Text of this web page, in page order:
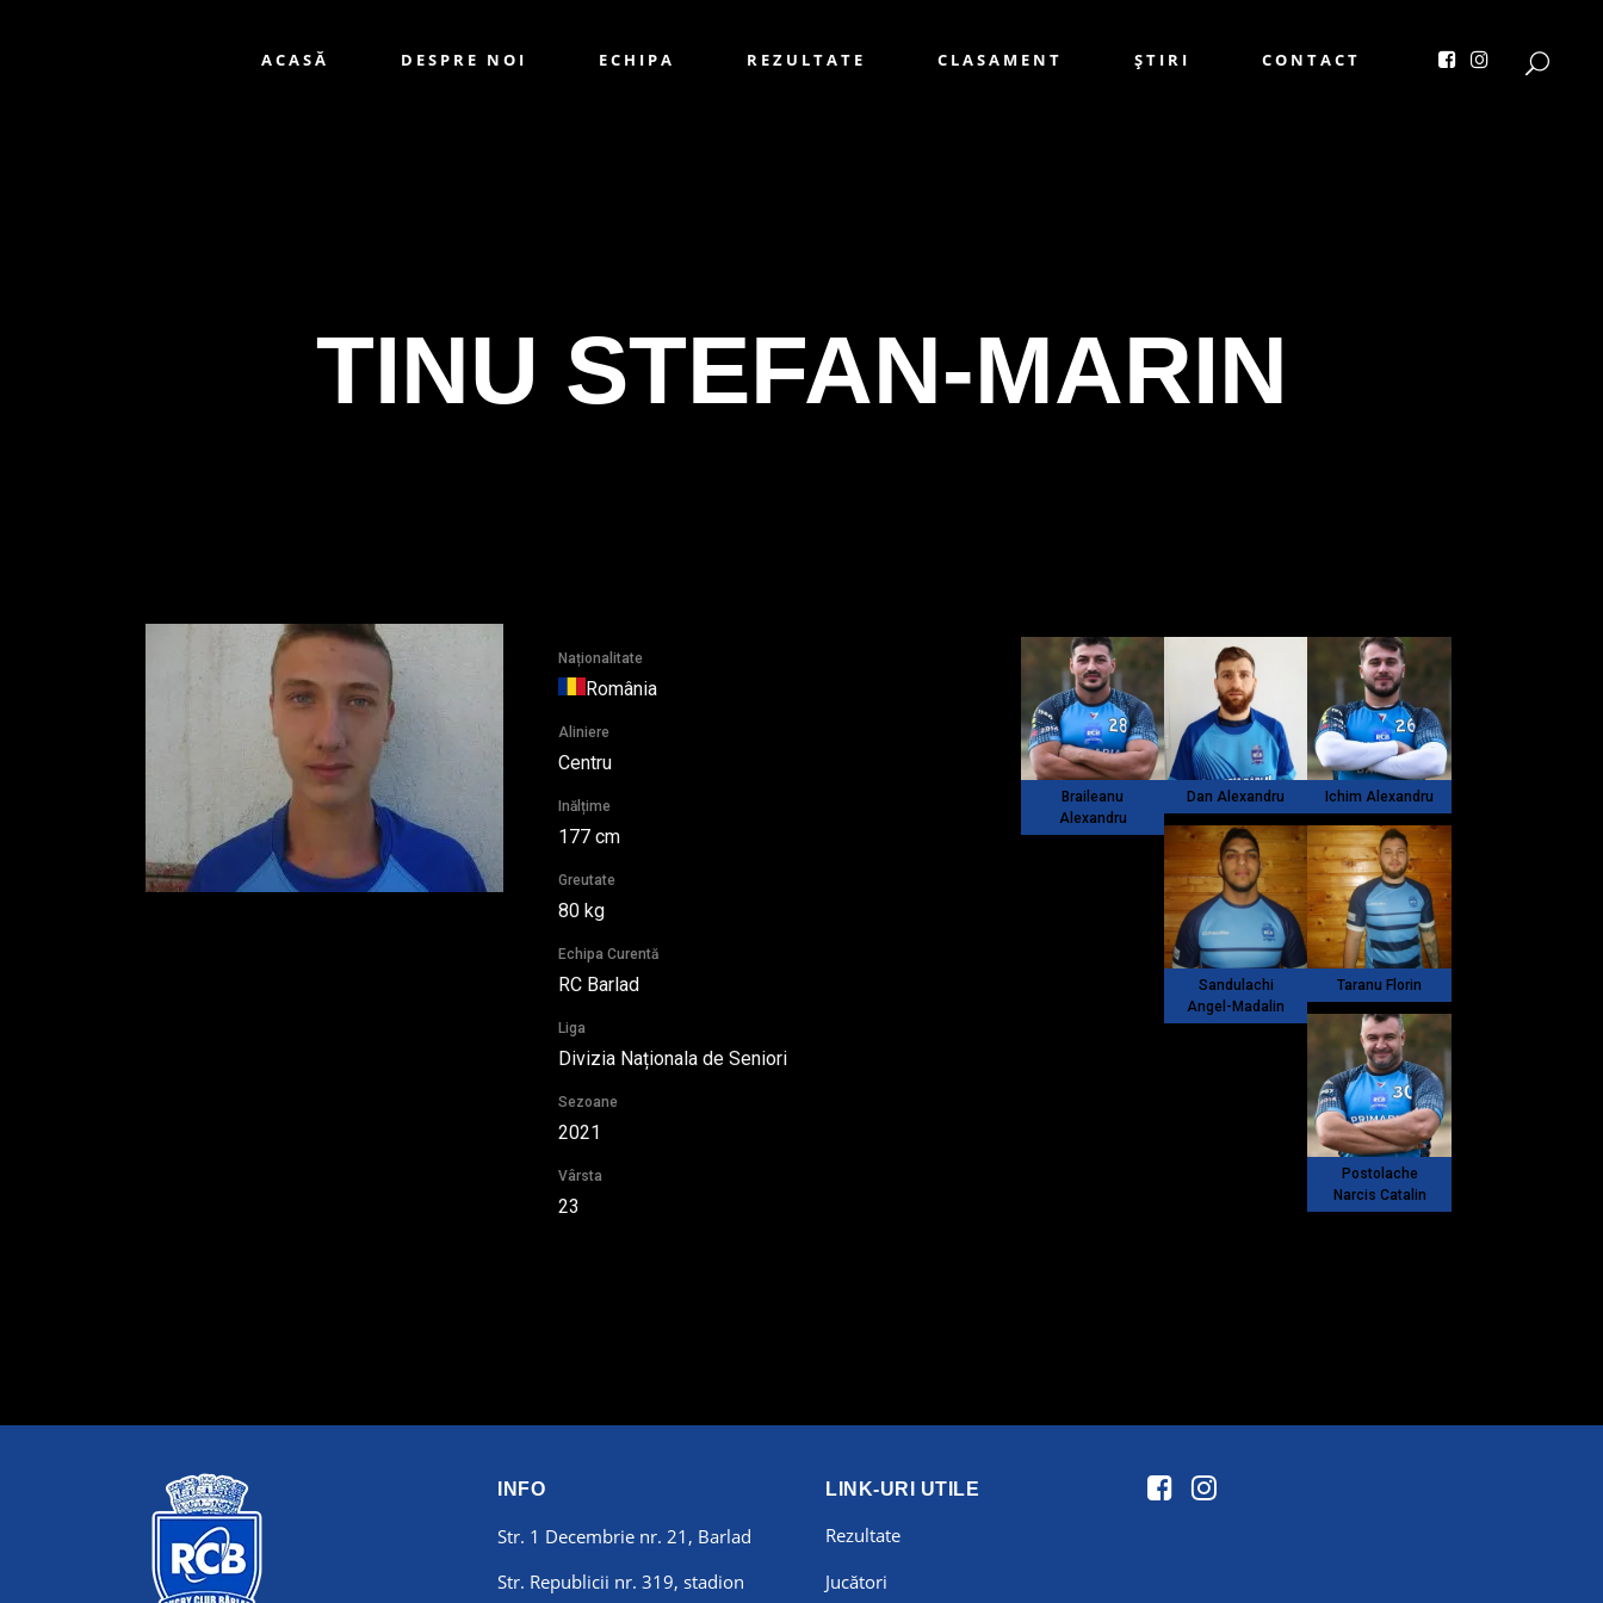
ACASĂ DESPRE NOI ECHIPA REZULTATE CLASAMENT ȘTIRI CONTACT
TINU STEFAN-MARIN
Naționalitate
România
Aliniere
Centru
Inălțime
177 cm
Greutate
80 kg
Echipa Curentă
RC Barlad
Liga
Divizia Naționala de Seniori
Sezoane
2021
Vârsta
23
Braileanu
Alexandru
Dan Alexandru Ichim Alexandru
Sandulachi
Angel-Madalin
Taranu Florin
Postolache
Narcis Catalin
INFO
Str. 1 Decembrie nr. 21, Barlad
Str. Republicii nr. 319, stadion
LINK-URI UTILE
Rezultate
Jucători